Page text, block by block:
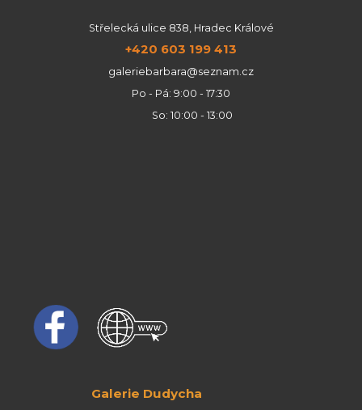
Střelecká ulice 838, Hradec Králové
+420 603 199 413
galeriebarbara@seznam.cz
Po - Pá: 9:00 - 17:30
So: 10:00 - 13:00
Galerie Dudycha